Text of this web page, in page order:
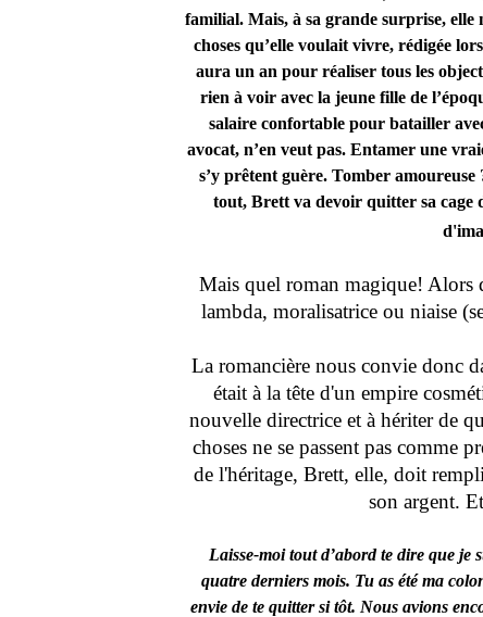
familial. Mais, à sa grande surprise,
choses qu’elle voulait vivre, rédigée
aura un an pour réaliser tous les
rien à voir avec la jeune fille de
salaire confortable pour batailler
avocat, n’en veut pas. Entamer une
s’y prêtent guère. Tomber
tout, Brett va devoir quitter sa cage
Mais quel roman magique! Alors
lambda, moralisatrice ou niaise
La romancière nous convie donc
était à la tête d'un empire
nouvelle directrice et à hériter de
choses ne se passent pas comme
de l'héritage, Brett, elle, doit
son argent.
Laisse-moi tout d’abord te dire que je
quatre derniers mois. Tu as été ma
envie de te quitter si tôt. Nous avions